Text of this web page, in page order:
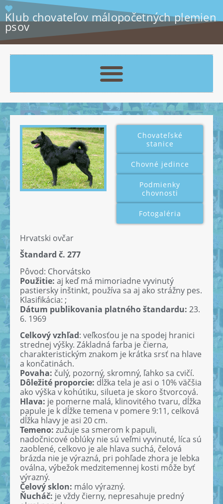
Klub chovateľov málopočetných plemien
psov
Chovateľské
stanice
Chovné jedince
Podmienky
chovnosti
Fotogaléria
Hrvatski ovčar
Štandard č. 277
Pôvod: Chorvátsko
Použitie: aj keď má mimoriadne vyvinutý
pastiersky inštinkt, používa sa aj ako strážny pes.
Klasifikácia: ;
Dátum publikovania platného štandardu: 23.
6. 1969
Celkový vzhľad: veľkosťou je na spodej hranici
strednej výšky. Základná farba je čierna,
charakteristickým znakom je krátka srsť na hlave
a končatinách.
Povaha: čulý, pozorný, skromný, ľahko sa cvičí.
Dôležité proporcie: dĺžka tela je asi o 10% väčšia
ako výška v kohútiku, silueta je skoro štvorcová.
Hlava: je pomerne malá, klinovitého tvaru, dĺžka
papule je k dĺžke temena v pomere 9:11, celková
dĺžka hlavy je asi 20 cm.
Temeno: zužuje sa smerom k papuli,
nadočnicové oblúky nie sú veľmi vyvinuté, líca sú
zaoblené, celkovo je ale hlava suchá, čelová
brázda nie je výrazná, pri pohľade zhora je lebka
oválna, výbežok medzitemennej kosti môže byť
výrazný.
Čelový sklon: málo výrazný.
Ňucháč: je vždy čierny, nepresahuje predný